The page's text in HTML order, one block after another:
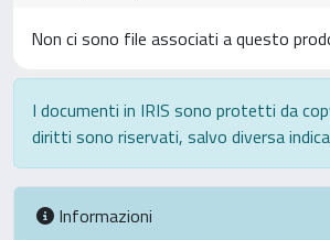
Non ci sono file associati a questo
I documenti in IRIS sono protetti da
diritti sono riservati, salvo diversa
Informazioni